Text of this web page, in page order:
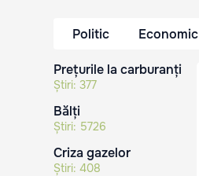
Politic Economic
Prețurile la carburanți
Știri: 377
Bălți
Știri: 5726
Criza gazelor
Știri: 408